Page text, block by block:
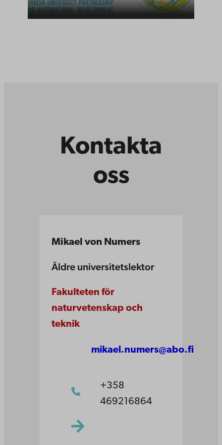
kursanmälan
Kontakta
oss
Mikael von Numers
Äldre universitetslektor
Fakulteten för
naturvetenskap och
teknik
mikael.numers@abo.fi
+358
469216864